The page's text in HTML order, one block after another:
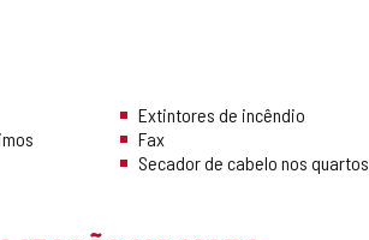
Extintores de incêndio
Fax
Secador de cabelo nos quartos